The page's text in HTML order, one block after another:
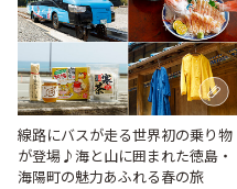
線路にバスが走る世界初の乗り物
が登場♪海と山に囲まれた徳島・
海陽町の魅力あふれる春の旅